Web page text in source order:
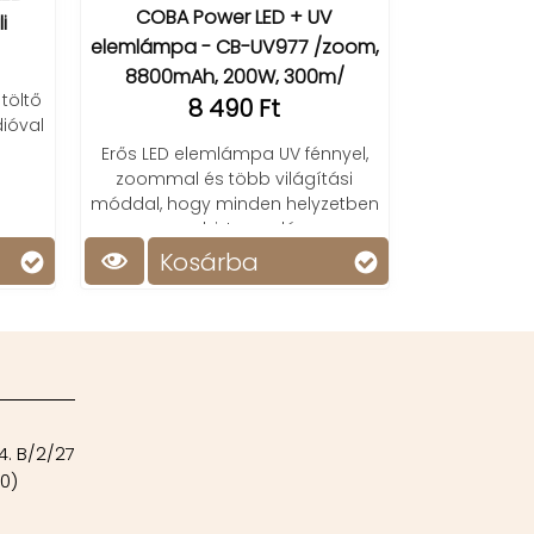
COBA Power LED + UV
elemlámpa - CB-UV977 /zoom,
8800mAh, 200W, 300m/
8 490 Ft
Erős LED elemlámpa UV fénnyel,
zoommal és több világítási
móddal, hogy minden helyzetben
magabiztosan láss.
Kosárba
B/2/27